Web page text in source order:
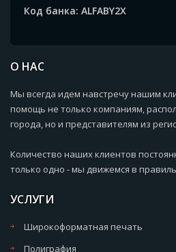
Код банка: ALFABY2X
О НАС
Мы всегда идем навстречу нашим
помощь не только компаниям,
города, но и представителям из
Количество наших клиентов
только одно - мы движемся в
УСЛУГИ
Широкоформатная печать
Полиграфия